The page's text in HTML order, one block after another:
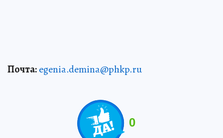
Почта:egenia.demina@phkp.ru
0